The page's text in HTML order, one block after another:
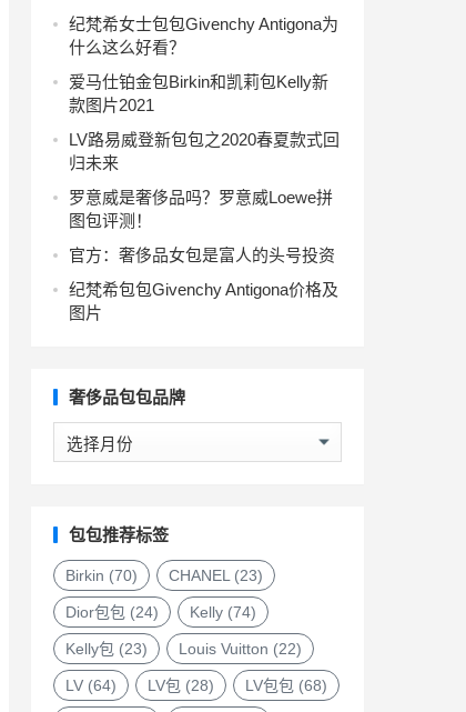
纪梵希女士包包Givenchy Antigona为
什么这么好看？
爱马仕铂金包Birkin和凯莉包Kelly新
款图片2021
LV路易威登新包包之2020春夏款式回
归未来
罗意威是奢侈品吗？罗意威Loewe拼
图包评测！
官方：奢侈品女包是富人的头号投资
纪梵希包包Givenchy Antigona价格及
图片
奢侈品包包品牌
奢
侈
包
品
牌
包包推荐标签
Birkin (70) CHANEL(23)
Dior包包 (24) Kelly (74)
Kelly包 (23) Louis Vuitton (22)
LV (64) LV包 (28) LV包包 (68)